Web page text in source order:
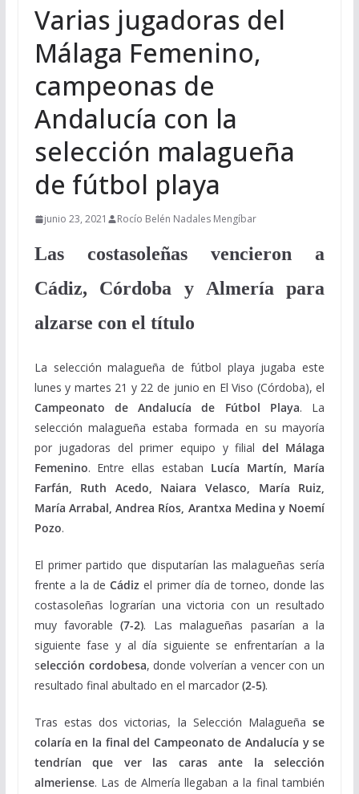
Varias jugadoras del
Málaga Femenino,
campeonas de
Andalucía con la
selección malagueña
de fútbol playa
junio 23, 2021 Rocío Belén Nadales Mengíbar
Las costasoleñas vencieron a
Cádiz, Córdoba y Almería para
alzarse con el título
La selección malagueña de fútbol playa jugaba este
lunes y martes 21 y 22 de junio en El Viso (Córdoba), el
Campeonato de Andalucía de Fútbol Playa. La
selección malagueña estaba formada en su mayoría
por jugadoras del primer equipo y filial del Málaga
Femenino. Entre ellas estaban Lucía Martín, María
Farfán, Ruth Acedo, Naiara Velasco, María Ruiz,
María Arrabal, Andrea Ríos, Arantxa Medina y Noemí
Pozo.
El primer partido que disputarían las malagueñas sería
frente a la deCádiz el primer día de torneo, donde las
costasoleñas lograrían una victoria con un resultado
muy favorable(7-2). Las malagueñas pasarían a la
siguiente fase y al día siguiente se enfrentarían a la
selección cordobesa, donde volverían a vencer con un
resultado final abultado en el marcador (2-5).
Tras estas dos victorias, la Selección Malagueña se
colaría en la final del Campeonato de Andalucía y se
tendrían que ver las caras ante la selección
almeriense. Las de Almería llegaban a la final también